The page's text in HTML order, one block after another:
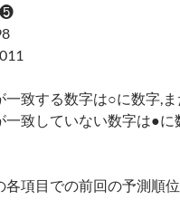
一致する数字は○に数字,ま
一致していない数字は●に
各項目での前回の予測順